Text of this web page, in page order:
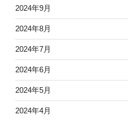
2024年9月
2024年8月
2024年7月
2024年6月
2024年5月
2024年4月